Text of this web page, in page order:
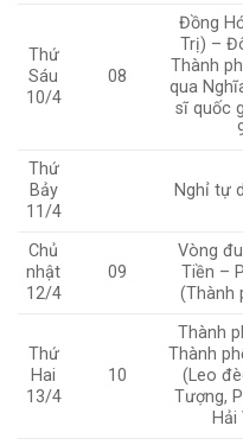
Thứ
Sáu
10/4
08
Đồng
Trị) –
Thành
qua
sĩ quốc
Thứ
Bảy
11/4
Nghỉ tự
Chủ
nhật
12/4
09
Vòng
Tiền –
(Thành
Thứ
Hai
13/4
10
Thành
Thành
(Leo
Tượng,
Hải